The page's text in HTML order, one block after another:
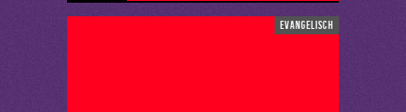
evangelisch